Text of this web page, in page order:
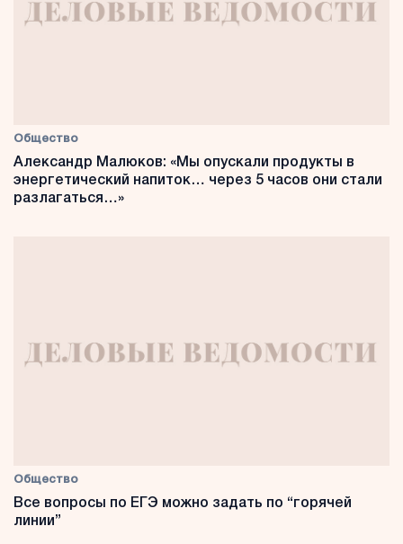
Общество
Александр Малюков: «Мы опускали продукты в
энергетический напиток… через 5 часов они стали
разлагаться…»
Общество
Все вопросы по ЕГЭ можно задать по “горячей
линии”